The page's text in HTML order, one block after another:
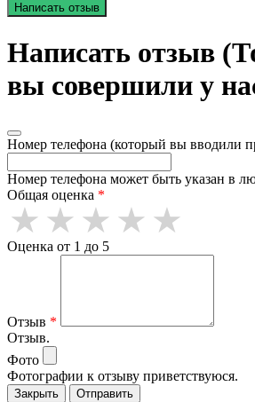
Написать отзыв
Написать отзыв
вы совершили у
Номер телефона (который вы вводили
Номер телефона может быть указан в
Общая оценка *
Оценка от 1 до 5
Отзыв *
Отзыв.
Фото
Фотографии к отзыву приветствуюся.
Закрыть Отправить